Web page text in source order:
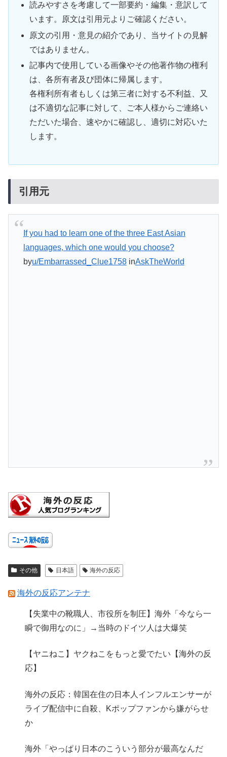
読みやすさを考慮して一部要約・編集・意訳して
います。原文は引用元よりご確認ください。
原文の引用・意見の紹介であり、当サイトの見解
ではありません。
記事内で使用している画像やその他著作物の権利
は、各所有者及び団体に帰属します。
各権利所有者もしくは第三者に対する不利益、又
は不適切な記事に対して、ご本人様からご連絡い
ただいた場合、速やかに確認し、適切に対応いた
します。
引用元
If you had to learn one of the three East Asian
languages, which one would you choose?
byu/Embarrassed_Clue1758inAskTheWorld
その他 日本語 海外の反応
海外の反応アンテナ
【失業中の靴職人、市役所を制圧】海外「今なら一
瞬で御用なのに」→当時のドイツ人は大爆笑
【ヤニねこ】ヤクねこをもっと愛でたい【海外の反
応】
海外の反応：韓国在住の日本人インフルエンサーが
ライブ配信中に自殺、Kポップファンから嫌がらせ
か
海外「やっぱり日本のこういう部分が最高なんだ